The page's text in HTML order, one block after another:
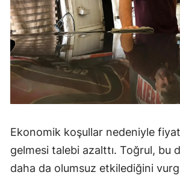
Ekonomik koşullar nedeniyle
gelmesi talebi azalttı. Toğrul, bu
daha da olumsuz etkilediğini